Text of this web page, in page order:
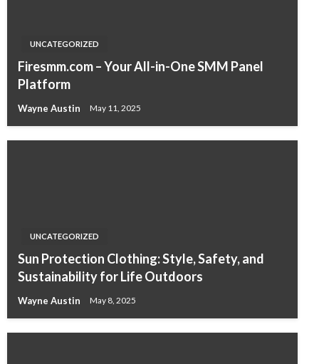
UNCATEGORIZED
Firesmm.com – Your All-in-One SMM Panel
Platform
Wayne Austin May 11, 2025
UNCATEGORIZED
Sun Protection Clothing: Style, Safety, and
Sustainability for Life Outdoors
Wayne Austin May 8, 2025